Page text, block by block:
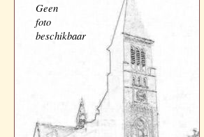
Geen
foto
beschikbaar